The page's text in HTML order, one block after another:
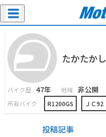
たかたかし
バイク歴 47年 地域 非公開
所有バイク R1200GS ＪＣ92
投稿記事